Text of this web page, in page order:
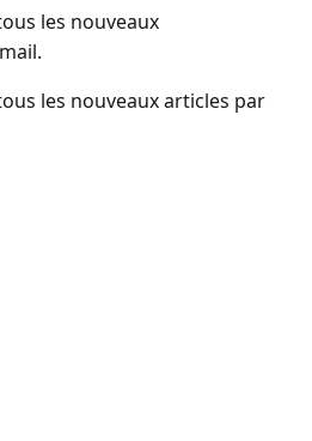
les nouveaux
les nouveaux articles par